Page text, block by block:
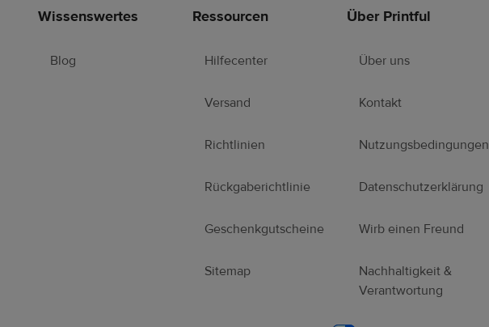
Wissenswertes
Blog
Ressourcen
Hilfecenter
Versand
Richtlinien
Rückgaberichtlinie
Geschenkgutscheine
Sitemap
Über Printful
Über uns
Kontakt
Nutzungsbedingungen
Datenschutzerklärung
Wirb einen Freund
Nachhaltigkeit &
Verantwortung